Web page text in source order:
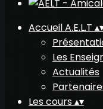
Accueil A.E.L.T ▴
Les
Actualités
Les cours▴▾